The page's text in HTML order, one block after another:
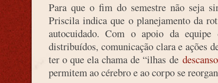
Para que o fim do semestre não seja
Priscila indica que o planejamento da
autocuidado. Com o apoio da equipe
distribuídos, comunicação clara e ações
ter o que ela chama de “ilhas de descanso
permitem ao cérebro e ao corpo se